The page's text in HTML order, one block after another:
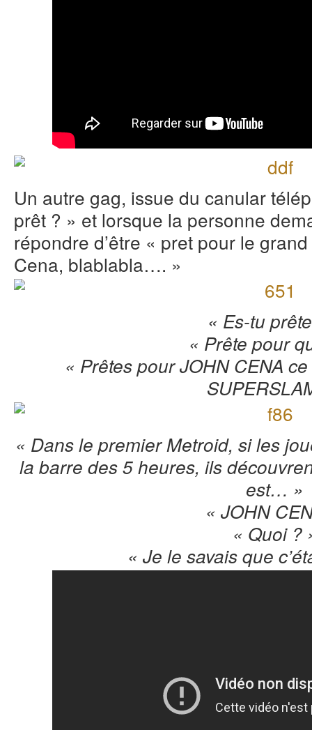
Un autre gag, issue du canular
prêt ? » et lorsque la personne
répondre d’être « pret pour le
Cena, blablabla…. »
« Es-tu
« Prête pour
« Prêtes pour JOHN CENA
« Dans le premier Metroid, si les
la barre des 5 heures, ils
est… »
« JOHN
« Quoi ?
« Je le savais que